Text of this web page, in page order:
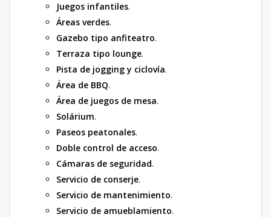
Juegos infantiles.
Áreas verdes.
Gazebo tipo anfiteatro.
Terraza tipo lounge.
Pista de jogging y ciclovía.
Área de BBQ.
Área de juegos de mesa.
Solárium.
Paseos peatonales.
Doble control de acceso.
Cámaras de seguridad.
Servicio de conserje.
Servicio de mantenimiento.
Servicio de amueblamiento.